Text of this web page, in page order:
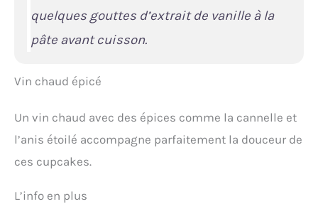
quelques gouttes d’extrait de vanille à la
pâte avant cuisson.
Vin chaud épicé
Un vin chaud avec des épices comme la cannelle et
l’anis étoilé accompagne parfaitement la douceur de
ces cupcakes.
L’info en plus